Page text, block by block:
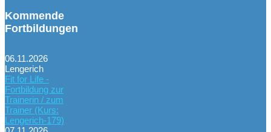
Kommende
Fortbildungen
06.11.2026
Lengerich
Fit for Life -
Fortbildung zur
Trainerin / zum
Trainer (Kurs:
Lengerich-179)